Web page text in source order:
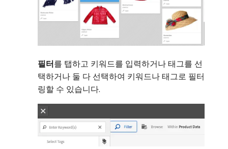
필터​를 탭하고 키워드를 입력하거나 태그를 선
택하거나 둘 다 선택하여 키워드나 태그로 필터
링할 수 있습니다.